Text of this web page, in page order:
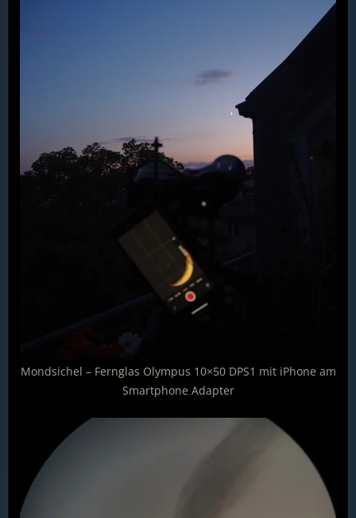
Mondsichel – Fernglas Olympus 10×50 DPS1 mit iPhone am
Smartphone Adapter